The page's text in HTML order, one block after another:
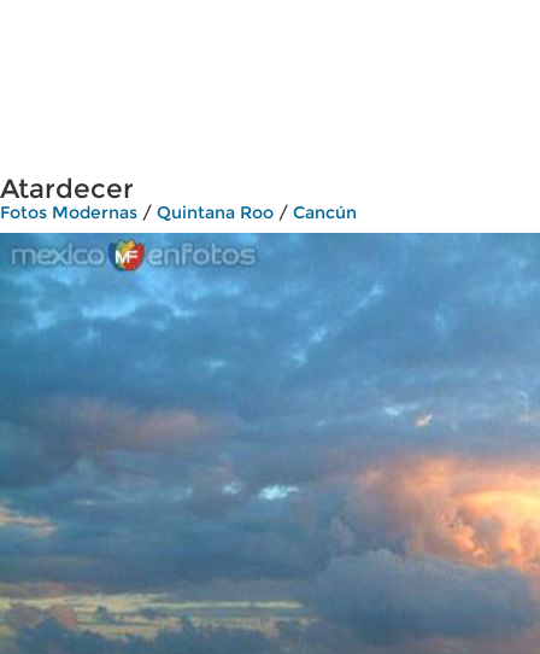
Atardecer
Fotos Modernas / Quintana Roo / Cancún